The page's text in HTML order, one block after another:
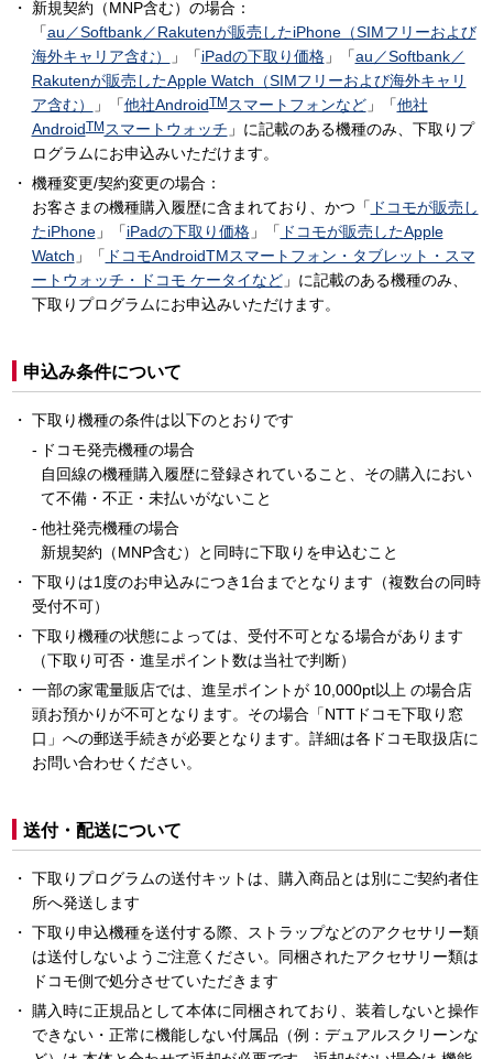
新規契約（MNP含む）の場合：
「au／Softbank／Rakutenが販売したiPhone（SIMフリーおよび
海外キャリア含む）
」「iPadの下取り価格」「au／Softbank／
Rakutenが販売したApple Watch（SIMフリーおよび海外キャリ
ア含む）
」「他社AndroidTMスマートフォンなど」「他社
AndroidTMスマートウォッチ 」に記載のある機種のみ、下取りプ
ログラムにお申込みいただけます。
機種変更/契約変更の場合：
お客さまの機種購入履歴に含まれており、かつ「 ドコモが販売し
たiPhone」「iPadの下取り価格」「 ドコモが販売したApple
Watch 」「 ドコモAndroidTMスマートフォン・タブレット・スマ
ートウォッチ・ドコモ ケータイなど」に記載のある機種のみ、
下取りプログラムにお申込みいただけます。
申込み条件について
下取り機種の条件は以下のとおりです
ドコモ発売機種の場合
自回線の機種購入履歴に登録されていること、その購入におい
て不備・不正・未払いがないこと
他社発売機種の場合
新規契約（MNP含む）と同時に下取りを申込むこと
下取りは1度のお申込みにつき1台までとなります（複数台の同時
受付不可）
下取り機種の状態によっては、受付不可となる場合があります
（下取り可否・進呈ポイント数は当社で判断）
一部の家電量販店では、進呈ポイントが 10,000pt以上 の場合店
頭お預かりが不可となります。その場合「NTTドコモ下取り窓
口」への郵送手続きが必要となります。詳細は各ドコモ取扱店に
お問い合わせください。
送付・配送について
下取りプログラムの送付キットは、購入商品とは別にご契約者住
所へ発送します
下取り申込機種を送付する際、ストラップなどのアクセサリー類
は送付しないようご注意ください。同梱されたアクセサリー類は
ドコモ側で処分させていただきます
購入時に正規品として本体に同梱されており、装着しないと操作
できない・正常に機能しない付属品（例：デュアルスクリーンな